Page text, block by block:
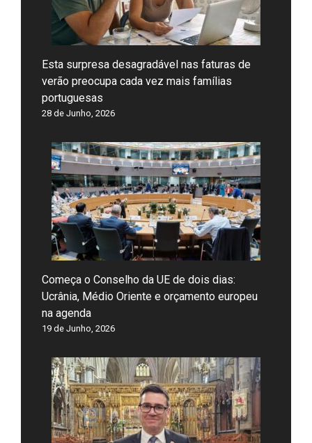
Esta surpresa desagradável nas faturas de
verão preocupa cada vez mais famílias
portuguesas
28 de Junho, 2026
Começa o Conselho da UE de dois dias:
Ucrânia, Médio Oriente e orçamento europeu
na agenda
19 de Junho, 2026